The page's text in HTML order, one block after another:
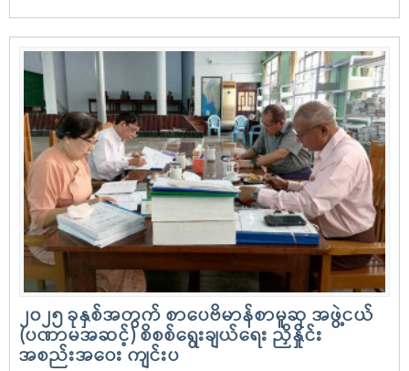
၂၀၂၅ ခုနှစ်အတွက် စာပေဗိမာန်စာမူဆု အဖွဲ့ငယ်
(ပဏာမအဆင့်) စိစစ်ရွေးချယ်ရေး ညှိနှိုင်း
အစည်းအဝေး ကျင်းပ